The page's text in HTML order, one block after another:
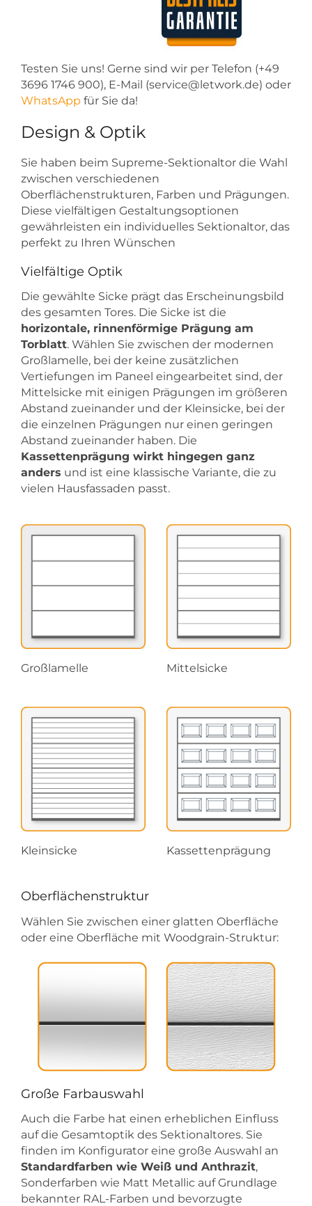
Testen Sie uns! Gerne sind wir per Telefon (+49
3696 1746 900), E-Mail (service@letwork.de) oder
WhatsApp für Sie da!
Design & Optik
Sie haben beim Supreme-Sektionaltor die Wahl
zwischen verschiedenen
Oberflächenstrukturen, Farben und Prägungen.
Diese vielfältigen Gestaltungsoptionen
gewährleisten ein individuelles Sektionaltor, das
perfekt zu Ihren Wünschen
Vielfältige Optik
Die gewählte Sicke prägt das Erscheinungsbild
des gesamten Tores. Die Sicke ist die
horizontale, rinnenförmige Prägung am
Torblatt. Wählen Sie zwischen der modernen
Großlamelle, bei der keine zusätzlichen
Vertiefungen im Paneel eingearbeitet sind, der
Mittelsicke mit einigen Prägungen im größeren
Abstand zueinander und der Kleinsicke, bei der
die einzelnen Prägungen nur einen geringen
Abstand zueinander haben. Die
Kassettenprägung wirkt hingegen ganz
anders und ist eine klassische Variante, die zu
vielen Hausfassaden passt.
Großlamelle Mittelsicke
Kleinsicke Kassettenprägung
Oberflächenstruktur
Wählen Sie zwischen einer glatten Oberfläche
oder eine Oberfläche mit Woodgrain-Struktur:
Große Farbauswahl
Auch die Farbe hat einen erheblichen Einfluss
auf die Gesamtoptik des Sektionaltores. Sie
finden im Konfigurator eine große Auswahl an
Standardfarben wie Weiß und Anthrazit,
Sonderfarben wie Matt Metallic auf Grundlage
bekannter RAL-Farben und bevorzugte